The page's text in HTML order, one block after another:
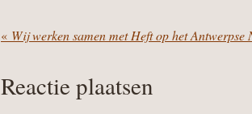
« Wij werken samen met Heft op het Antwerpse
Reactie plaatsen